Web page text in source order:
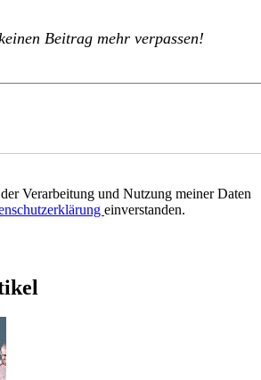
Beitrag mehr verpassen!
Verarbeitung und Nutzung meiner Daten
einverstanden.